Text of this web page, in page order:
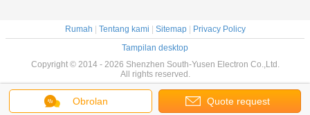
Obrolan Quote request
Rumah Tentang kami Sitemap|
Privacy Policy
Tampilan desktop
Copyright © 2014 - 2026 Shenzhen South-Yusen Electron Co.,Ltd.
All rights reserved.